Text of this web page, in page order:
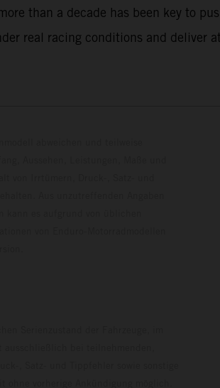
than a decade has been key to
real racing conditions and deliver